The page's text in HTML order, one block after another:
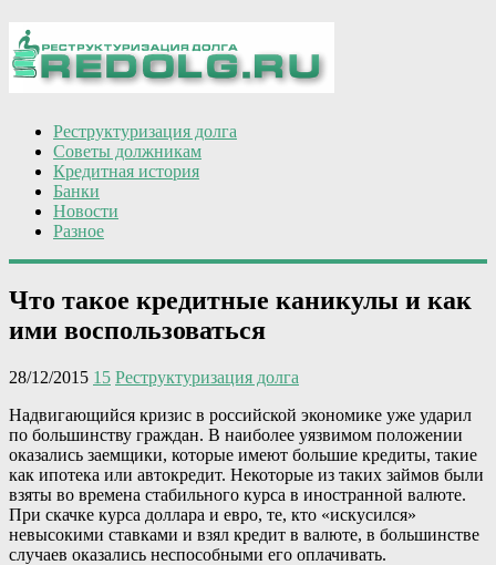
Реструктуризация долга
Советы должникам
Кредитная история
Банки
Новости
Разное
Что такое кредитные каникулы и как
ими воспользоваться
28/12/2015 15 Реструктуризация долга
Надвигающийся кризис в российской экономике уже ударил
по большинству граждан. В наиболее уязвимом положении
оказались заемщики, которые имеют большие кредиты, такие
как ипотека или автокредит. Некоторые из таких займов были
взяты во времена стабильного курса в иностранной валюте.
При скачке курса доллара и евро, те, кто «искусился»
невысокими ставками и взял кредит в валюте, в большинстве
случаев оказались неспособными его оплачивать.